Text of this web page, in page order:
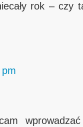
rok – czy